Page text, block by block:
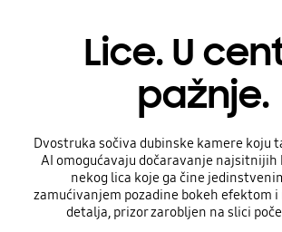
Lice. U
pažnje.
Dvostruka sočiva dubinske kamere koju
AI omogućavaju dočaravanje
nekog lica koje ga čine
zamućivanjem pozadine bokeh efektom
detalja, prizor zarobljen na slici